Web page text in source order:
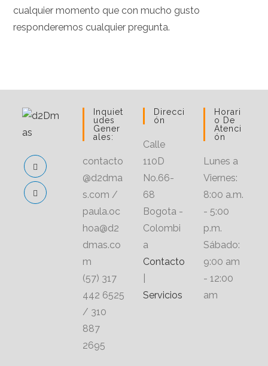
cualquier momento que con mucho gusto
responderemos cualquier pregunta.
Inquiet
Udes
Gener
Ales:
contacto
@d2dma
s.com /
paula.oc
hoa@d2
dmas.co
m
(57) 317
442 6525
/ 310
887
2695
Direcci
Ón
Calle
110D
No.66-
68
Bogota -
Colombi
a
Contacto
Servicios
Horari
O De
Atenci
Ón
Lunes a
Viernes:
8:00 a.m.
- 5:00
p.m.
Sábado:
9:00 am
- 12:00
am